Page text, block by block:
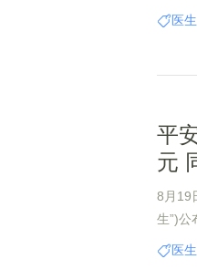
字医
医生
平
元
8月19
生”)公
医生